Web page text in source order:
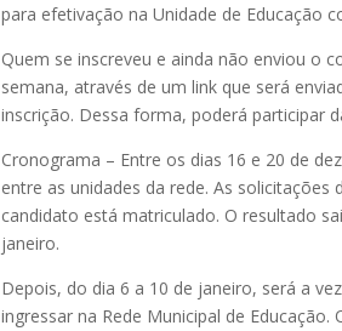
para efetivação na Unidade de Educação
Quem se inscreveu e ainda não enviou o
semana, através de um link que será
inscrição. Dessa forma, poderá participar
Cronograma – Entre os dias 16 e 20 de
entre as unidades da rede. As
candidato está matriculado. O resultado
janeiro.
Depois, do dia 6 a 10 de janeiro, será a
ingressar na Rede Municipal de